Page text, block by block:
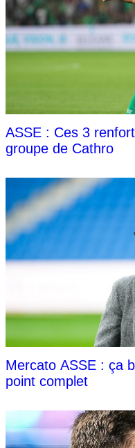
ASSE : Ces 3
groupe de Cathro
Mercato ASSE : ça
point complet